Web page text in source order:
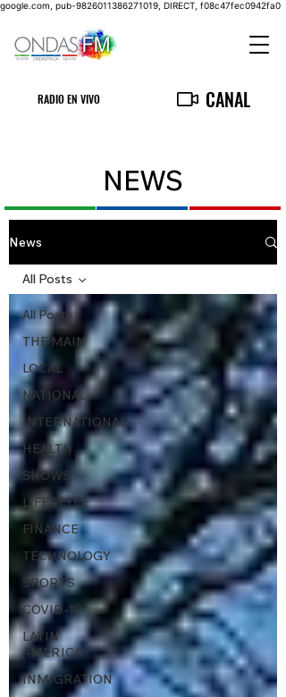
google.com, pub-9826011386271019, DIRECT, f08c47fec0942fa0
RADIO EN VIVO CANAL
NEWS
News
All Posts
THE MAIN
LOCAL
NATIONAL
INTERNATIONAL
HEALTH
SHOWS
LIFESTYLE
FINANCE
TECHNOLOGY
SPORTS
COVID-19
LATIN
AMERICA
INMIGRATION
All Posts